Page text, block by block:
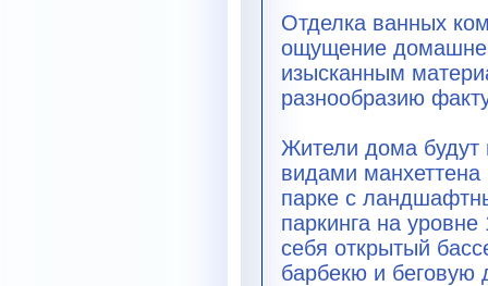
Отделка ванных
ощущение
изысканным
разнообразию
Жители дома будут
видами
парке с
паркинга на
себя открытый
барбекю и беговую